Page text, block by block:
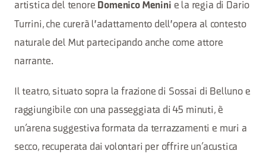
artistica del tenore Domenico Menini e la regia di Dario
Turrini, che curerà l'adattamento dell'opera al contesto
naturale del Mut partecipando anche come attore
narrante.
Il teatro, situato sopra la frazione di Sossai di Belluno e
raggiungibile con una passeggiata di 45 minuti, è
un’arena suggestiva formata da terrazzamenti e muri a
secco, recuperata dai volontari per offrire un’acustica